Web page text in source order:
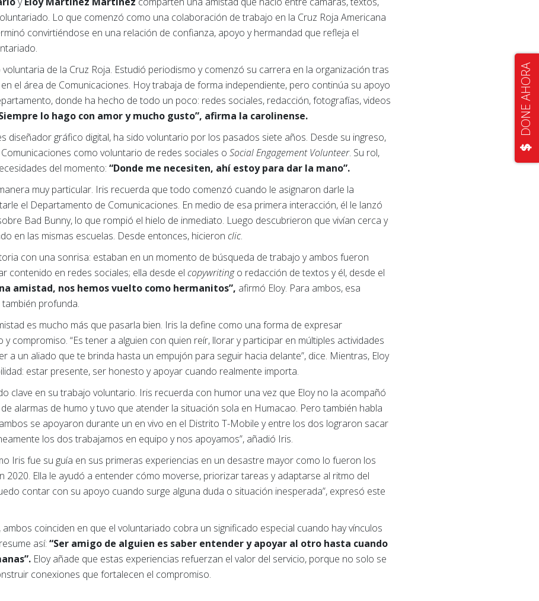
DONE AHORA
Lo que comenzó como una colaboración de trabajo en la Cruz Roja Americana
convirtiéndose en una relación de confianza, apoyo y hermandad que refleja el
de la Cruz Roja. Estudió periodismo y comenzó su carrera en la organización tras
el área de Comunicaciones. Hoy trabaja de forma independiente, pero continúa su apoyo
donde ha hecho de todo un poco: redes sociales, redacción, fotografías, videos
lo hago con amor y mucho gusto”, afirma la carolinense.
diseñador gráfico digital, ha sido voluntario por los pasados siete años. Desde su ingreso,
como voluntario de redes sociales oSocial Engagement Volunteer. Su rol,
del momento:“Donde me necesiten, ahí estoy para dar la mano”.
muy particular. Iris recuerda que todo comenzó cuando le asignaron darle la
el Departamento de Comunicaciones. En medio de esa primera interacción, él le lanzó
Bad Bunny, lo que rompió el hielo de inmediato. Luego descubrieron que vivían cerca y
en las mismas escuelas. Desde entonces, hicieronclic.
con una sonrisa: estaban en un momento de búsqueda de trabajo y ambos fueron
contenido en redes sociales; ella desde elcopywritingo redacción de textos y él, desde el
amistad, nos hemos vuelto como hermanitos”, afirmó Eloy. Para ambos, esa
profunda.
es mucho más que pasarla bien. Iris la define como una forma de expresar
compromiso. “Es tener a alguien con quien reír, llorar y participar en múltiples actividades
a un aliado que te brinda hasta un empujón para seguir hacia delante”, dice. Mientras, Eloy
estar presente, ser honesto y apoyar cuando realmente importa.
clave en su trabajo voluntario. Iris recuerda con humor una vez que Eloy no la acompañó
alarmas de humo y tuvo que atender la situación sola en Humacao. Pero también habla
se apoyaron durante un en vivo en el Distrito T-Mobile y entre los dos lograron sacar
los dos trabajamos en equipo y nos apoyamos”, añadió Iris.
Iris fue su guía en sus primeras experiencias en un desastre mayor como lo fueron los
Ella le ayudó a entender cómo moverse, priorizar tareas y adaptarse al ritmo del
contar con su apoyo cuando surge alguna duda o situación inesperada”, expresó este
coinciden en que el voluntariado cobra un significado especial cuando hay vínculos
así:“Ser amigo de alguien es saber entender y apoyar al otro hasta cuando
Eloy añade que estas experiencias refuerzan el valor del servicio, porque no solo se
conexiones que fortalecen el compromiso.